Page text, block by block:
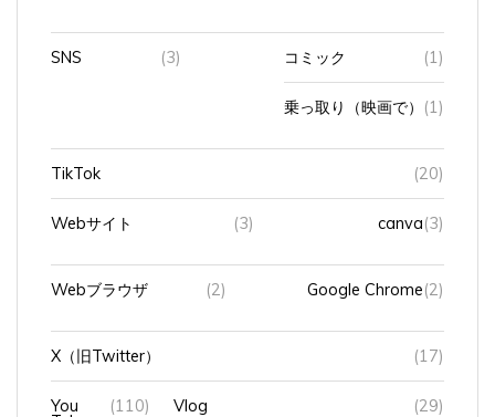
SNS (3) コミック (1)
乗っ取り（映画で）(1)
TikTok (20)
Webサイト (3) canva(3)
Webブラウザ (2) Google Chrome(2)
X（旧Twitter） (17)
You (110) Vlog (29)